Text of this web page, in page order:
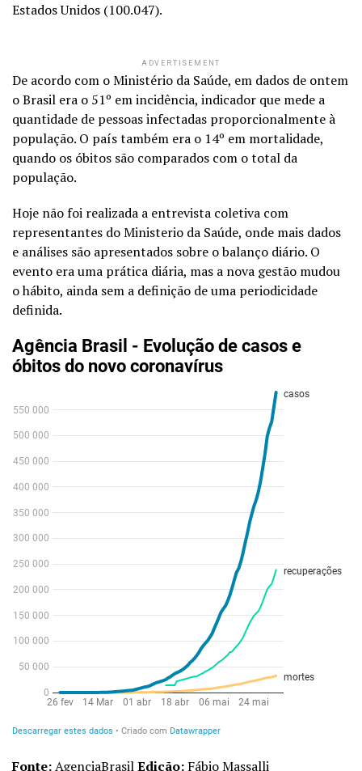
Estados Unidos (100.047).
ADVERTISEMENT
De acordo com o Ministério da Saúde, em dados de ontem
o Brasil era o 51º em incidência, indicador que mede a
quantidade de pessoas infectadas proporcionalmente à
população. O país também era o 14º em mortalidade,
quando os óbitos são comparados com o total da
população.
Hoje não foi realizada a entrevista coletiva com
representantes do Ministerio da Saúde, onde mais dados
e análises são apresentados sobre o balanço diário. O
evento era uma prática diária, mas a nova gestão mudou
o hábito, ainda sem a definição de uma periodicidade
definida.
Fonte:AgenciaBrasilEdição: Fábio Massalli